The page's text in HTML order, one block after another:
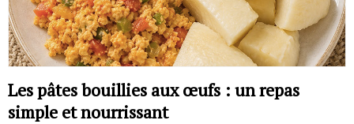
Les pâtes bouillies aux œufs : un repas
simple et nourrissant